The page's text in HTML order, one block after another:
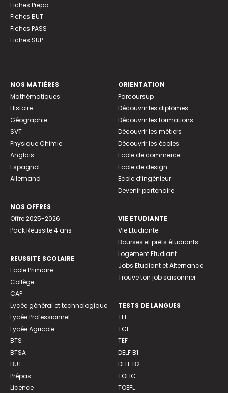
Fiches Prépa
Fiches BUT
Fiches PASS
Fiches SUP
NOS MATIÈRES
Mathématiques
Histoire
Géographie
SVT
Physique Chimie
Anglais
Espagnol
Allemand
NOS OFFRES
Offre 2025-2026
Pack Réussite 4 ans
REUSSITE SCOLAIRE
Ecole Primaire
Collège
CAP
Lycée général et technologique
Lycée Professionnel
Lycée Agricole
BTS
BTSA
BUT
Prépas
Licence
ORIENTATION
Parcoursup
Découvrir les diplômes
Découvrir les formations
Découvrir les métiers
Découvrir les écoles
Ecole de commerce
Ecole de design
Ecole d’ingénieur
Devenir partenaire
VIE ETUDIANTE
Vie Etudiante
Bourses et prêts étudiants
Logement Etudiant
Jobs Etudiant et Alternance
Trouve ton job saisonnier
TESTS DE LANGUES
TFI
TCF
TEF
DELF B1
DELF B2
TOEIC
TOEFL